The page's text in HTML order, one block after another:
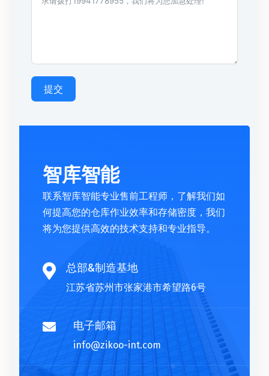
提交
智库智能
联系智库智能专业售前工程师，了解我们如
何提高您的仓库作业效率和存储密度，我们
将为您提供高效的技术支持和专业指导。
 总部&制造基地
江苏省苏州市张家港市希望路6号
 电子邮箱
info@zikoo-int.com